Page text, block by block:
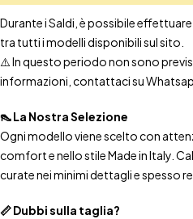
Durante i Saldi, è possibile
tra tutti i modelli disponibili sul sito.
⚠️ In questo periodo non sono
informazioni, contattaci su
👠 La Nostra Selezione
Ogni modello viene scelto con
comfort e nello stile Made in Italy.
curate nei minimi dettagli e spesso
📏 Dubbi sulla taglia?